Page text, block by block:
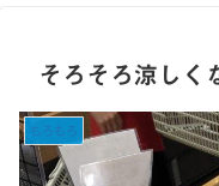
そろそろ涼しく
もろもろ